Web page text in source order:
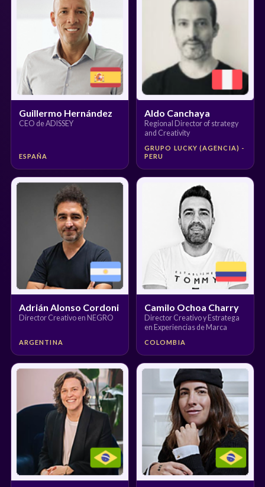
Guillermo Hernández
CEO de ADISSEY
ESPAÑA
Aldo Canchaya
Regional Director of strategy
and Creativity
GRUPO LUCKY (AGENCIA) -
PERU
Adrián Alonso Cordoni
Director Creativo en NEGRO
ARGENTINA
Camilo Ochoa Charry
Director Creativo y Estratega
en Experiencias de Marca
COLOMBIA